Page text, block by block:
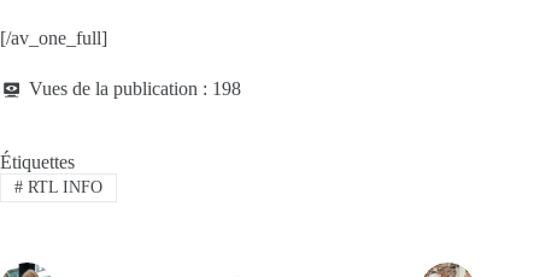
[/av_one_full]
Vues de la publication : 198
Étiquettes
#RTL INFO